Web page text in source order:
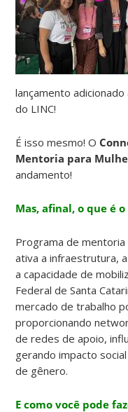
lançamento
do LINC!
É isso mesmo! O
Mentoria para
andamento!
Mas, afinal, o que é
Programa de mentoria
ativa ainfraestrutura,
a capacidade de
Federal de Santa
mercado de trabalho
proporcionando
de redes deapoio,
gerandoimpacto social
de gênero.
E como você pode